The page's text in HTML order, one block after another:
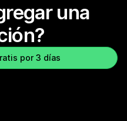
una
por 3 días